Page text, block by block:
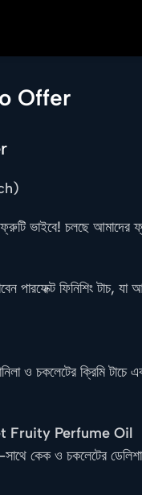
Offer
ভাইবে! চলছে আমাদের
পারফেক্ট ফিনিশিং টাচ, যা
ও চকলেটের ক্রিমি টাচে
Fruity Perfume Oil
কেক ও চকলেটের